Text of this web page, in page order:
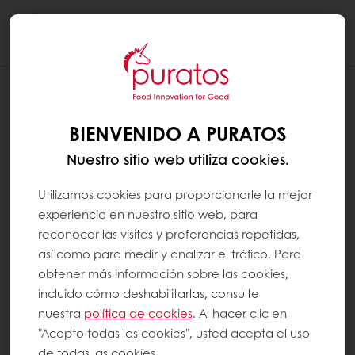
¿CUÁNTAS CALORÍAS CONTIENE EL
El contenido calórico del pan depende de
muchos factores, como el tipo y los niveles
de granos y semillas que contiene, lo
refinada que es la harina, la cantidad de
agua y cualquier ingrediente añadido, como
frutos secos o frutos secos. En general, el
contenido calórico del pan oscila entre
aproximadamente 240 y 260 kcal por cada
BIENVENIDO A PURATOS
Nuestro sitio web utiliza cookies.
Utilizamos cookies para proporcionarle la mejor
experiencia en nuestro sitio web, para
reconocer las visitas y preferencias repetidas,
así como para medir y analizar el tráfico. Para
obtener más información sobre las cookies,
incluido cómo deshabilitarlas, consulte
nuestra política de cookies. Al hacer clic en
"Acepto todas las cookies", usted acepta el uso